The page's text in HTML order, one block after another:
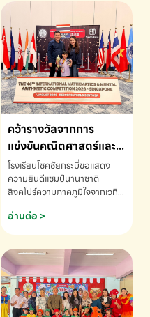
คว้ารางวัลจากการ
แข่งขันคณิตศาสตร์และ
คณิตคิดเร็วนานาชาติ
ครั้งที่ 46 ประจำปี 2569
ณ ประเทศสิงคโปร์
โรงเรียนโชคชัยกระบี่ขอแสดง
ความยินดีแชมป์นานาชาติ
สิงคโปร์ความภาคภูมิใจจากเวที
ด.ช.พัทธนันท์ พรหมพันธ์ ชั้น
อนุบาล EP K3 โรงเรียนโชคชัย
แข่งขันคณิตศาสตร์และคณิตคิด
เร็วนานาชาติ ครั้งที่ 46 ประจำปี
2569 ณ ประเทศสิงคโปร์
INTERNATIONAL
MATHEMATICS AND
อ่านต่อ >